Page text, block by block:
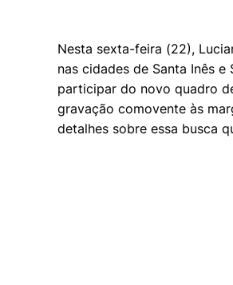
Nesta sexta-feira (22),
nas cidades de Santa Inês e
participar do novo quadro
gravação comovente às
detalhes sobre essa busca